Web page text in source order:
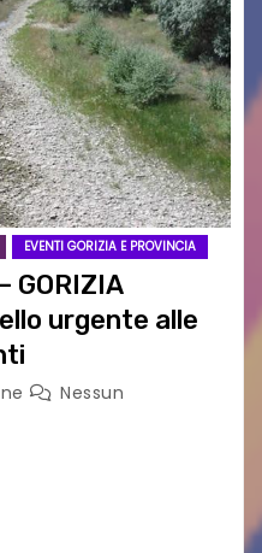
EVENTI GORIZIA E PROVINCIA
GORIZIA
urgente alle
Nessun